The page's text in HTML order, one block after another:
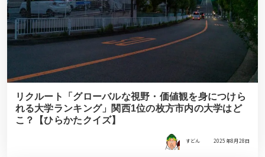
リクルート「グローバルな視野・価値観を身につけら
れる大学ランキング」関西1位の枚方市内の大学はど
こ？【ひらかたクイズ】
すどん 2025年8月28日